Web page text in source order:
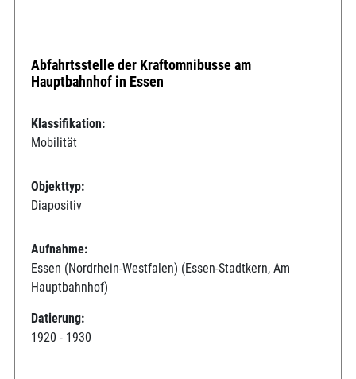
Abfahrtsstelle der Kraftomnibusse am
Hauptbahnhof in Essen
Klassifikation:
Mobilität
Objekttyp:
Diapositiv
Aufnahme:
Essen (Nordrhein-Westfalen) (Essen-Stadtkern, Am
Hauptbahnhof)
Datierung:
1920 - 1930